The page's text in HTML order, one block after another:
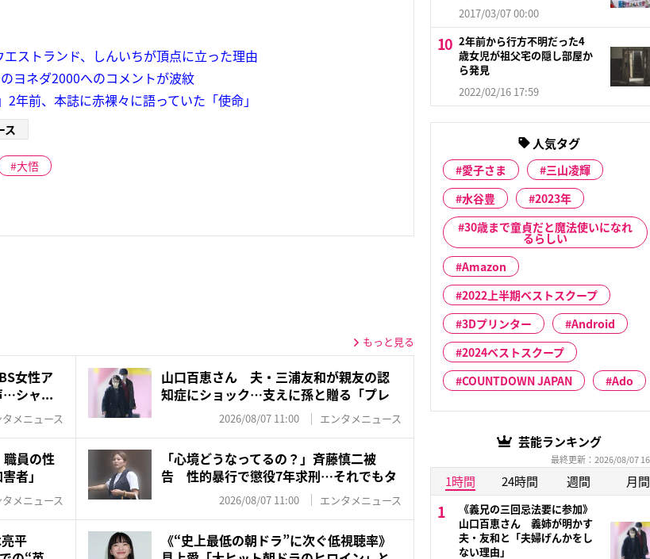
ストランド、しんいちが頂点に立った理由
ヨネダ2000へのコメントが波紋
年前、本誌に赤裸々に語っていた「使命」
ス
大悟
もっと見る
女性ア
…シャ...
メニュース
山口百恵さん 夫・三浦友和が親友の認
知症にショック…支えに孫と贈る「プレ
2026/08/07 11:00 エンタメニュース
員の性
者」
メニュース
「心境どうなってるの？」斉藤慎二被
告 性的暴行で懲役7年求刑…それでもタ
2026/08/07 11:00 エンタメニュース
平
《“史上最低の朝ドラ”に次ぐ低視聴率》
2017/03/07 00:00
2年前から行方不明だった4
歳女児が祖父宅の隠し部屋か
ら発見
2022/02/16 17:59
人気タグ
愛子さま
三山凌輝
水谷豊
2023年
30歳まで童貞だと魔法使いになれ
るらしい
Amazon
2022上半期ベストスクープ
3Dプリンター
Android
2024ベストスクープ
COUNTDOWN JAPAN
Ado
芸能ランキング
最終更新：2026/08/07
1時間 24時間 週間 月間
《義兄の三回忌法要に参加》
山口百恵さん 義姉が明かす
夫・友和と「夫婦げんかをし
ない理由」